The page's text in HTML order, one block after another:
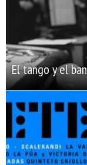
El tango y el